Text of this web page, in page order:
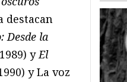
destacan
Desde la
yEl
y La voz